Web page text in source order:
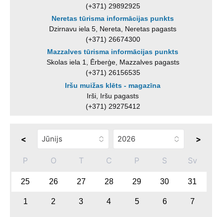
(+371) 29892925
Neretas tūrisma informācijas punkts
Dzirnavu iela 5, Nereta, Neretas pagasts
(+371) 26674300
Mazzalves tūrisma informācijas punkts
Skolas iela 1, Ērberģe, Mazzalves pagasts
(+371) 26156535
Iršu muižas klēts - magazīna
Irši, Iršu pagasts
(+371) 29275412
< >
P O T C P S Sv
25 26 27 28 29 30 31
1 2 3 4 5 6 7